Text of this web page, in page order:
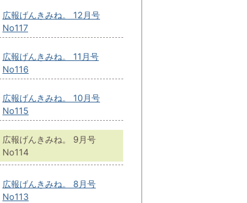
広報げんきみね。 12月号
No117
広報げんきみね。 11月号
No116
広報げんきみね。 10月号
No115
広報げんきみね。 9月号
No114
広報げんきみね。 8月号
No113